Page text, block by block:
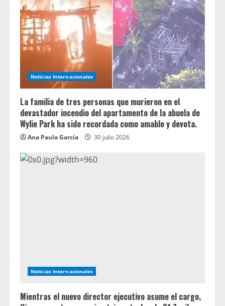
Noticias Internacionales
La familia de tres personas que murieron en el
devastador incendio del apartamento de la abuela de
Wylie Park ha sido recordada como amable y devota.
Ana Paula García 30 julio 2026
Noticias Internacionales
Mientras el nuevo director ejecutivo asume el cargo,